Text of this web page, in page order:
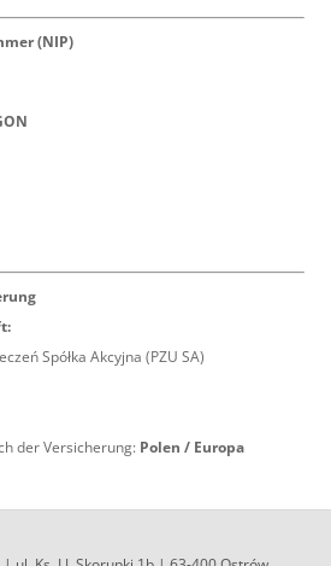
(NIP)
Spółka Akcyjna (PZU SA)
der Versicherung: Polen / Europa